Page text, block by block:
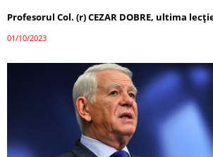
Profesorul Col. (r) CEZAR DOBRE, ultima
01/10/2023